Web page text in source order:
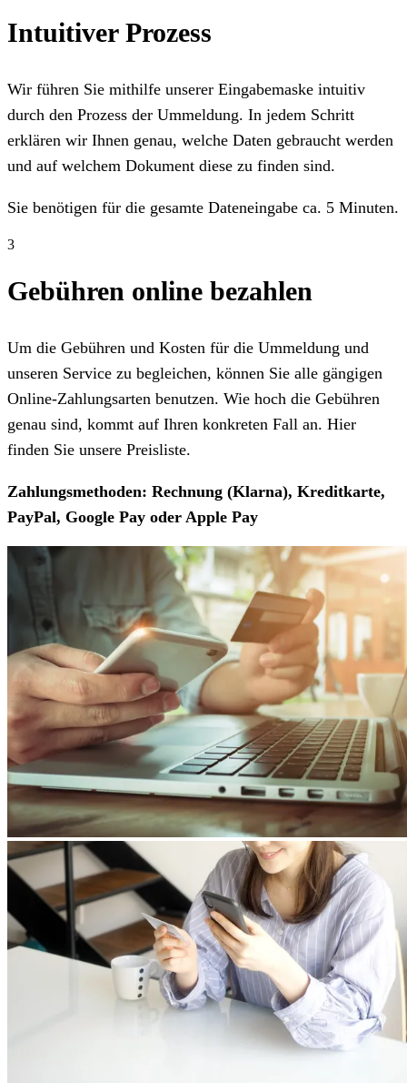
Intuitiver Prozess
Wir führen Sie mithilfe unserer Eingabemaske intuitiv
durch den Prozess der Ummeldung. In jedem Schritt
erklären wir Ihnen genau, welche Daten gebraucht werden
und auf welchem Dokument diese zu finden sind.
Sie benötigen für die gesamte Dateneingabe ca. 5 Minuten.
3
Gebühren online bezahlen
Um die Gebühren und Kosten für die Ummeldung und
unseren Service zu begleichen, können Sie alle gängigen
Online-Zahlungsarten benutzen. Wie hoch die Gebühren
genau sind, kommt auf Ihren konkreten Fall an. Hier
finden Sie unsere Preisliste.
Zahlungsmethoden: Rechnung (Klarna), Kreditkarte,
PayPal, Google Pay oder Apple Pay